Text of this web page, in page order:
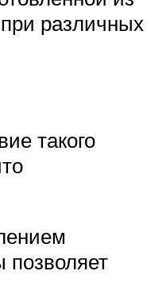
различных
такого
позволяет